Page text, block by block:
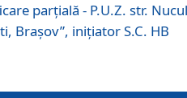
parţială - P.U.Z. str.
Braşov”, iniţiator S.C. HB